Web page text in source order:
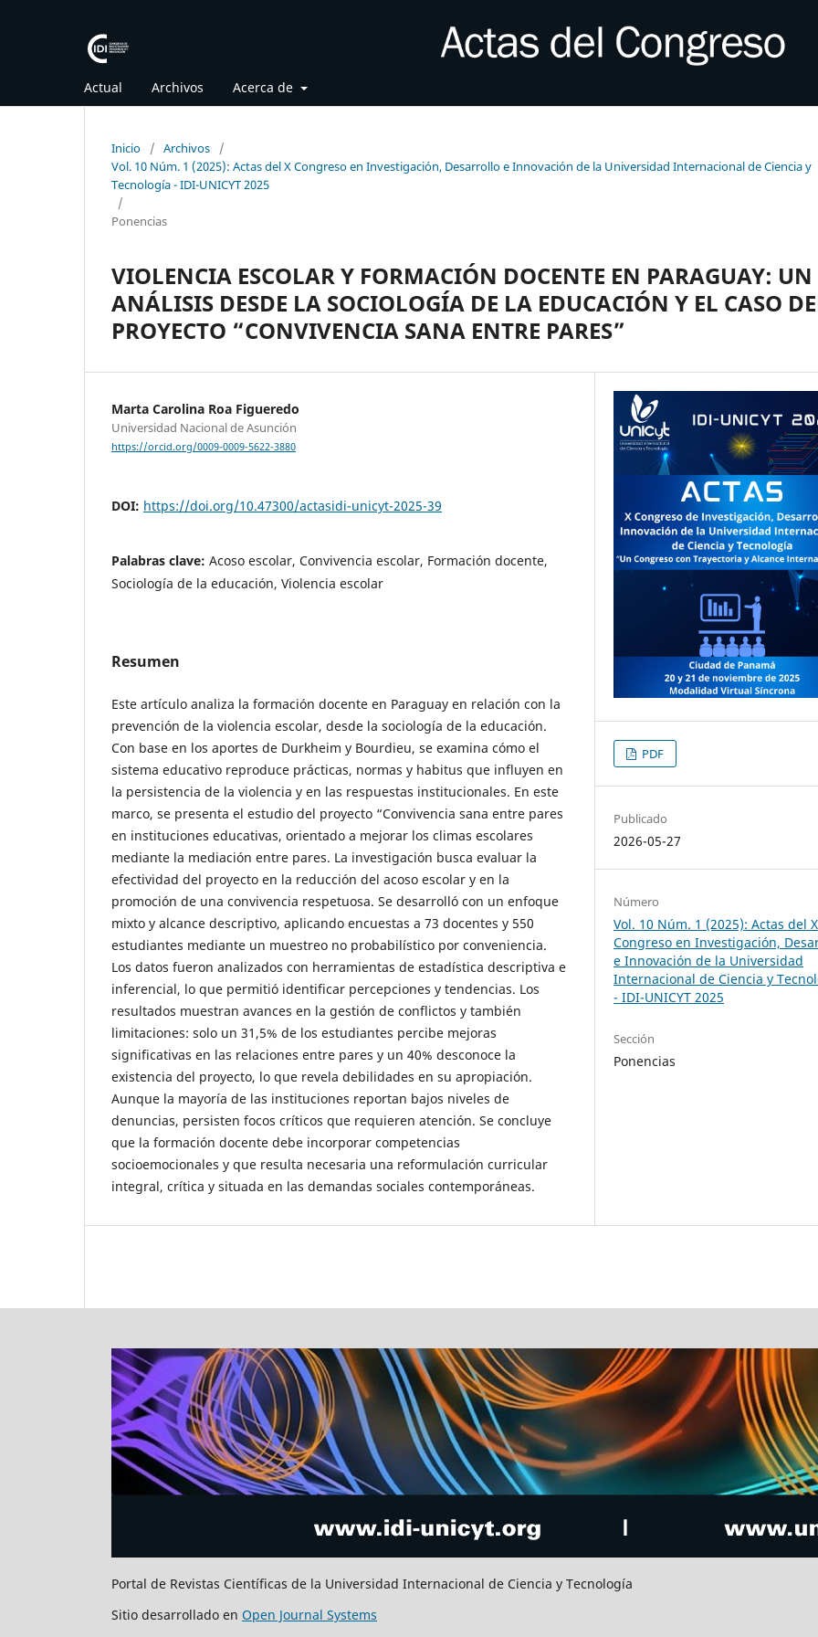
Actual Archivos Acerca de
Inicio / Archivos
/
Vol. 10 Núm. 1 (2025): Actas del X Congreso en Investigación, Desarrollo e Innovación de la Universidad Internacional de Ciencia y
Tecnología - IDI-UNICYT 2025
/
Ponencias
VIOLENCIA ESCOLAR Y FORMACIÓN DOCENTE EN PARAGUAY: UN
ANÁLISIS DESDE LA SOCIOLOGÍA DE LA EDUCACIÓN Y EL CASO
PROYECTO “CONVIVENCIA SANA ENTRE PARES”
Marta Carolina Roa Figueredo
Universidad Nacional de Asunción
https://orcid.org/0009-0009-5622-3880
DOI: https://doi.org/10.47300/actasidi-unicyt-2025-39
Palabras clave: Acoso escolar, Convivencia escolar, Formación docente,
Sociología de la educación, Violencia escolar
Resumen
Este artículo analiza la formación docente en Paraguay en relación con la
prevención de la violencia escolar, desde la sociología de la educación.
Con base en los aportes de Durkheim y Bourdieu, se examina cómo el
sistema educativo reproduce prácticas, normas y habitus que influyen en
la persistencia de la violencia y en las respuestas institucionales. En este
marco, se presenta el estudio del proyecto “Convivencia sana entre pares
en instituciones educativas, orientado a mejorar los climas escolares
mediante la mediación entre pares. La investigación busca evaluar la
efectividad del proyecto en la reducción del acoso escolar y en la
promoción de una convivencia respetuosa. Se desarrolló con un enfoque
mixto y alcance descriptivo, aplicando encuestas a 73 docentes y 550
estudiantes mediante un muestreo no probabilístico por conveniencia.
Los datos fueron analizados con herramientas de estadística descriptiva e
inferencial, lo que permitió identificar percepciones y tendencias. Los
resultados muestran avances en la gestión de conflictos y también
limitaciones: solo un 31,5% de los estudiantes percibe mejoras
significativas en las relaciones entre pares y un 40% desconoce la
existencia del proyecto, lo que revela debilidades en su apropiación.
Aunque la mayoría de las instituciones reportan bajos niveles de
denuncias, persisten focos críticos que requieren atención. Se concluye
que la formación docente debe incorporar competencias
socioemocionales y que resulta necesaria una reformulación curricular
integral, crítica y situada en las demandas sociales contemporáneas.
PDF
Publicado
2026-05-27
Número
Vol. 10 Núm. 1 (2025): Actas del X
Congreso en Investigación,
e Innovación de la Universidad
Internacional de Ciencia y
- IDI-UNICYT 2025
Sección
Ponencias
Portal de Revistas Científicas de la Universidad Internacional de Ciencia y Tecnología
Sitio desarrollado en Open Journal Systems